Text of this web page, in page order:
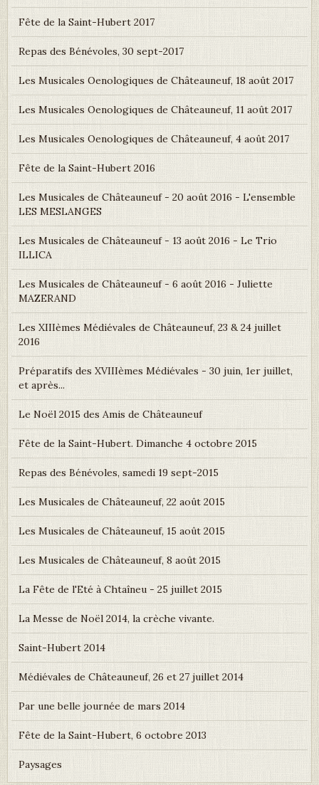
Fête de la Saint-Hubert 2017
Repas des Bénévoles, 30 sept-2017
Les Musicales Oenologiques de Châteauneuf, 18 août 2017
Les Musicales Oenologiques de Châteauneuf, 11 août 2017
Les Musicales Oenologiques de Châteauneuf, 4 août 2017
Fête de la Saint-Hubert 2016
Les Musicales de Châteauneuf - 20 août 2016 - L'ensemble
LES MESLANGES
Les Musicales de Châteauneuf - 13 août 2016 - Le Trio
ILLICA
Les Musicales de Châteauneuf - 6 août 2016 - Juliette
MAZERAND
Les XIIIèmes Médiévales de Châteauneuf, 23 & 24 juillet
2016
Préparatifs des XVIIIèmes Médiévales - 30 juin, 1er juillet,
et après...
Le Noël 2015 des Amis de Châteauneuf
Fête de la Saint-Hubert. Dimanche 4 octobre 2015
Repas des Bénévoles, samedi 19 sept-2015
Les Musicales de Châteauneuf, 22 août 2015
Les Musicales de Châteauneuf, 15 août 2015
Les Musicales de Châteauneuf, 8 août 2015
La Fête de l'Eté à Chtaîneu - 25 juillet 2015
La Messe de Noël 2014, la crèche vivante.
Saint-Hubert 2014
Médiévales de Châteauneuf, 26 et 27 juillet 2014
Par une belle journée de mars 2014
Fête de la Saint-Hubert, 6 octobre 2013
Paysages